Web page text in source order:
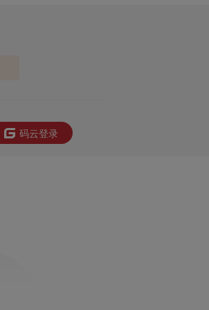
码云登录